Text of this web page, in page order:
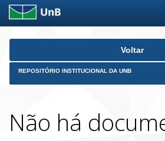
Skip
Voltar
REPOSITÓRIO INSTITUCIONAL DA UNB
Não há